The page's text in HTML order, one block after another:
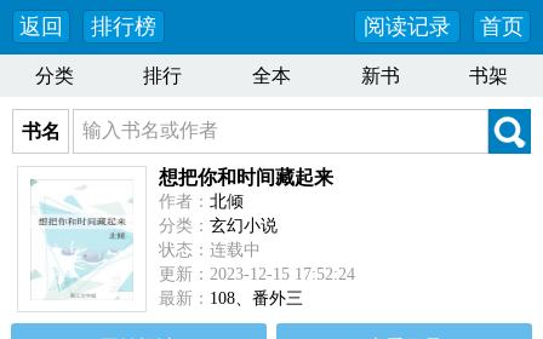
返回 排行榜 首页
阅读记录
分类 排行 全本 新书 书架
书名
想把你和时间藏起来
作者： 北倾
分类： 玄幻小说
状态：连载中
更新：2023-12-15 17:52:24
最新： 108、番外三